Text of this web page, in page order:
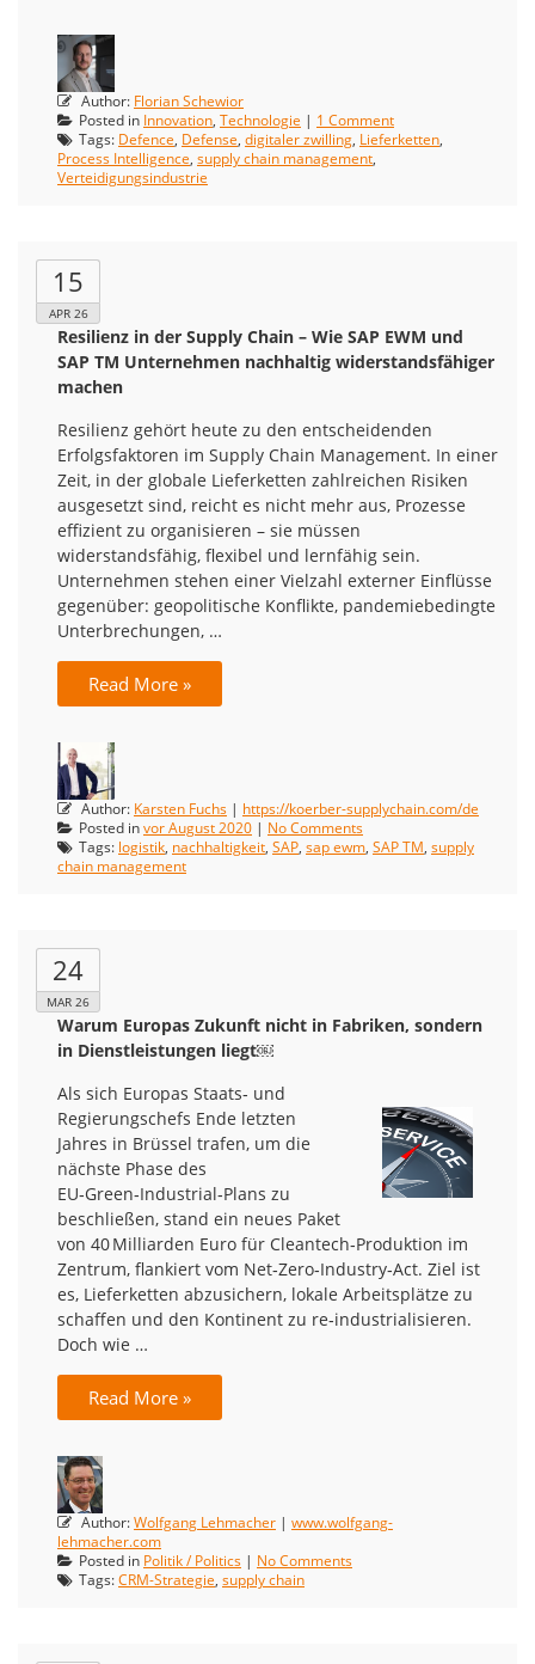
Author: Florian Schewior
Posted in Innovation, Technologie | 1 Comment
Tags: Defence, Defense, digitaler zwilling, Lieferketten,
Process Intelligence, supply chain management,
Verteidigungsindustrie
15
APR 26
Resilienz in der Supply Chain – Wie SAP EWM und
SAP TM Unternehmen nachhaltig widerstandsfähiger
machen
Resilienz gehört heute zu den entscheidenden
Erfolgsfaktoren im Supply Chain Management. In einer
Zeit, in der globale Lieferketten zahlreichen Risiken
ausgesetzt sind, reicht es nicht mehr aus, Prozesse
effizient zu organisieren – sie müssen
widerstandsfähig, flexibel und lernfähig sein.
Unternehmen stehen einer Vielzahl externer Einflüsse
gegenüber: geopolitische Konflikte, pandemiebedingte
Unterbrechungen, …
Read More »
Author: Karsten Fuchs | https://koerber-supplychain.com/de
Posted invor August 2020 | No Comments
Tags: logistik, nachhaltigkeit, SAP, sap ewm, SAP TM, supply
chain management
24
MAR 26
Warum Europas Zukunft nicht in Fabriken, sondern
in Dienstleistungen liegt￼
Als sich Europas Staats‑ und
Regierungschefs Ende letzten
Jahres in Brüssel trafen, um die
nächste Phase des
EU‑Green‑Industrial‑Plans zu
beschließen, stand ein neues Paket
von 40 Milliarden Euro für Cleantech‑Produktion im
Zentrum, flankiert vom Net‑Zero‑Industry‑Act. Ziel ist
es, Lieferketten abzusichern, lokale Arbeitsplätze zu
schaffen und den Kontinent zu re‑industrialisieren.​
Doch wie …
Read More »
Author:Wolfgang Lehmacher | www.wolfgang-
lehmacher.com
Posted in Politik / Politics | No Comments
Tags:CRM-Strategie, supply chain